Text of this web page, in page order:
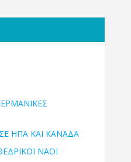
ΗΠΑ ΚΑΙ ΚΑΝΑΔΑ
ΝΑΟΊ